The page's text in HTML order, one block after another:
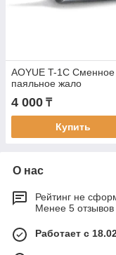
AOYUE T-1C Сменное
паяльное жало
4 000 ₸
Купить
О нас
Рейтинг не
Менее 5 отзывов
Работает с